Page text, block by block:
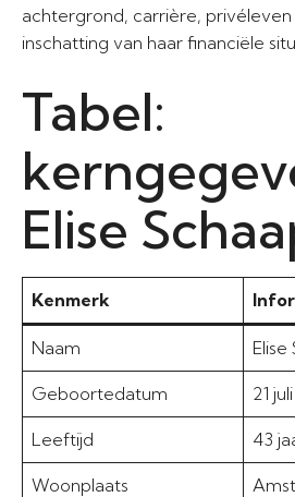
achtergrond, carrière, privéleven
inschatting van haar financiële
Tabel:
Elise
Kenmerk
Naam Elise
Geboortedatum 21
Leeftijd 43
Woonplaats